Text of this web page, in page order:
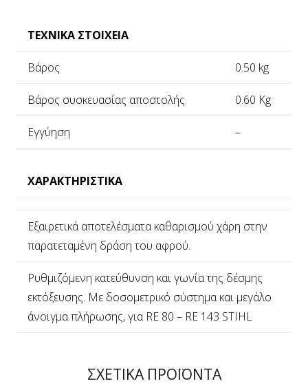
ΤΕΧΝΙΚΑ ΣΤΟΙΧΕΙΑ
Βάρος 0.50 kg
Βάρος συσκευασίας αποστολής 0.60 Kg
Εγγύηση –
ΧΑΡΑΚΤΗΡΙΣΤΙΚΑ
Εξαιρετικά αποτελέσματα καθαρισμού χάρη στην
παρατεταμένη δράση του αφρού.
Ρυθμιζόμενη κατεύθυνση και γωνία της δέσμης
εκτόξευσης. Με δοσομετρικό σύστημα και μεγάλο
άνοιγμα πλήρωσης, για RE 80 – RE 143 STIHL
ΣΧΕΤΙΚΑ ΠΡΟΪΟΝΤΑ